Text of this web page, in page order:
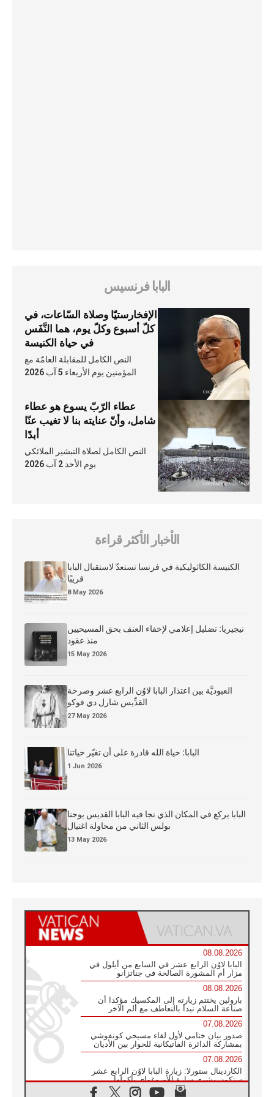
البابا فرنسيس
الإفخارستيّا وصلاة السّاعات، في
كلّ أسبوع وكلّ يوم، هما النَّفَس
في حياة الكنيسة
النص الكامل للمقابلة العامّة مع
المؤمنين يوم الأربعاء 5 آب 2026
عطاء الرّبّ يسوع هو عطاء
شامل، وأنّ عنايته بنا لا تغيب عنّا
أبدًا
النص الكامل لصلاة التبشير الملائكي
يوم الأحد 2 آب 2026
الأخبار الأكثر قراءة
الكنيسة الكاثوليكية في فرنسا تستعدّ لاستقبال البابا
قريبًا
8 May 2026
نيجيريا: تضليل إعلامي لإخفاء العنف بحق المسيحيين
منذ عقود
15 May 2026
العبوديَّة بين اعتذار البابا لاوُن الرابع عشر وصرخة
القدِّيس شارل دي فوكو
27 May 2026
البابا: حياة الله قادرة على أن تغيّر حياتنا
1 Jun 2026
البابا يركع في المكان الذي نجا فيه البابا القديس يوحنا
بولس الثاني من محاولة اغتيال
13 May 2026
08.08.2026
البابا لاوُن الرابع عشر في السابع من أيلول في
مزار أم المشورة الصالحة في جناتزانو
08.08.2026
بارولين يختتم زيارته إلى المكسيك مؤكدا أن
صناعة السلام تبدأ بالتعاطف مع ألم الآخر
07.08.2026
صدور بيان ختامي لأول لقاء مسيحي كونفوشي
بمشاركة الدائرة الفاتيكانية للحوار بين الأديان
07.08.2026
الكاردينال ستورلا: زيارة البابا لاوُن الرابع عشر
ستكون بشرى سارة للأوروغواي بأكملها